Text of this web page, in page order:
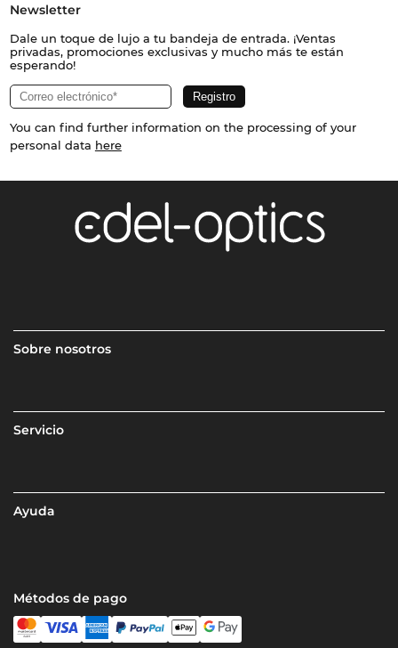
Newsletter
Dale un toque de lujo a tu bandeja de entrada. ¡Ventas
privadas, promociones exclusivas y mucho más te están
esperando!
You can find further information on the processing of your
personal data here
Sobre nosotros
Servicio
Ayuda
Métodos de pago